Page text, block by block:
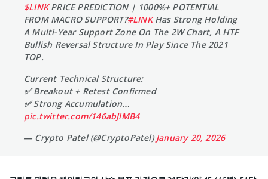
$LINKPRICE PREDICTION | 1000%+ POTENTIAL
FROM MACRO SUPPORT?#LINKHas Strong Holding
A Multi-Year Support Zone On The 2W Chart, A HTF
Bullish Reversal Structure In Play Since The 2021
TOP.
Current Technical Structure:
✅ Breakout + Retest Confirmed
✅ Strong Accumulation…
pic.twitter.com/146abJlMB4
— Crypto Patel (@CryptoPatel)January 20, 2026